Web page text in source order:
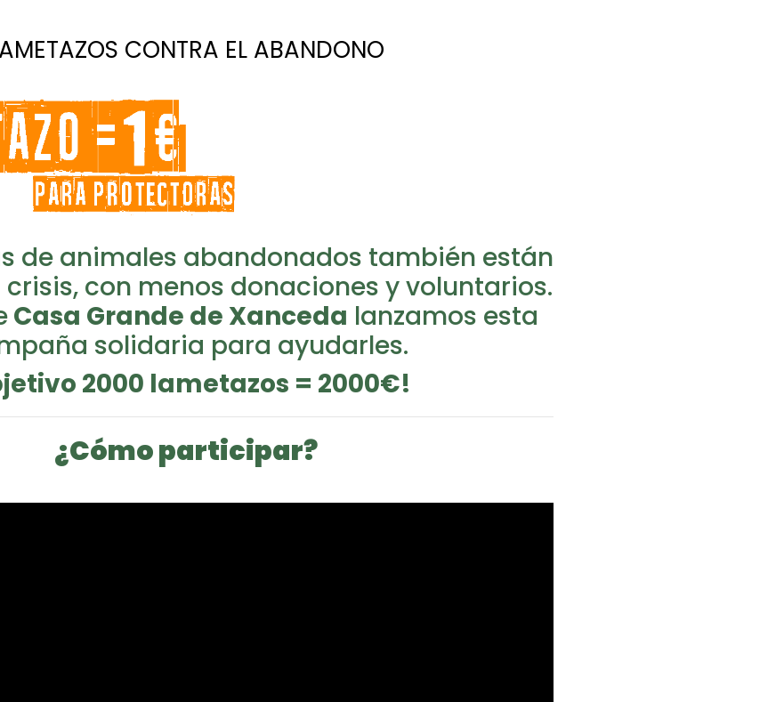
CONTRA EL ABANDONO
de animales abandonados también están
con menos donaciones y voluntarios.
Casa Grande de Xanceda lanzamos esta
solidaria para ayudarles.
2000 lametazos = 2000€!
¿Cómo participar?